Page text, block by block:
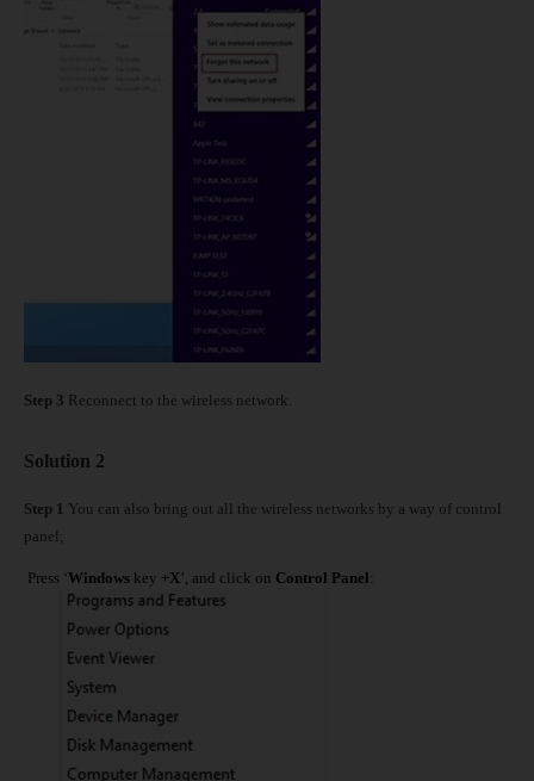
Step 3 Reconnect to the wireless network.
Solution 2
Step 1 You can also bring out all the wireless networks by a way of control
panel;
Press ‘Windows key +X’, and click on Control Panel: